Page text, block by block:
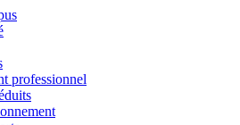
professionnel